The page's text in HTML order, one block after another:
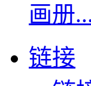
画册
链接